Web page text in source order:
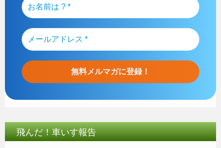
飛んだ！車いす報告